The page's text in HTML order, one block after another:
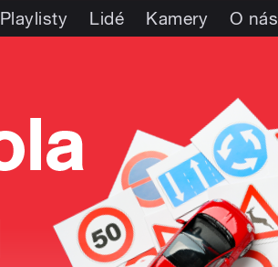
Playlisty Lidé Kamery O nás